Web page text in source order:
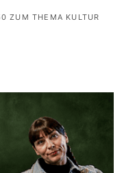
ZUM THEMA KULTUR